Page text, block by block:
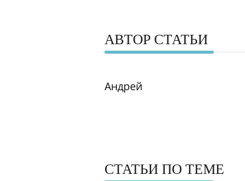
АВТОР СТАТЬИ
Андрей
СТАТЬИ ПО ТЕМЕ